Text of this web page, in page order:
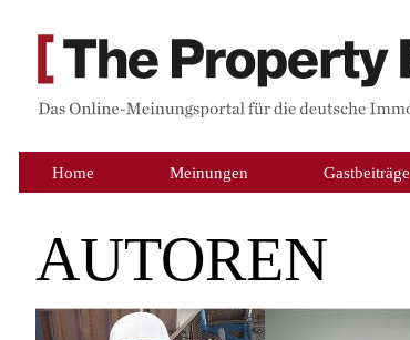
Home Meinungen Gastbeiträge
AUTOREN